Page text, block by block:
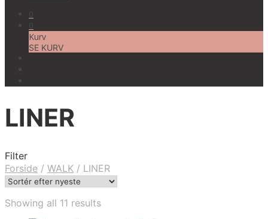
0
0
Kurv
SE KURV
LINER
Filter
Forside / WALK / LINER
Showing all 11 resultsSorted